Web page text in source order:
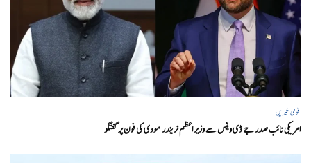
قومی خبریں
امریکی نائب صدر جے ڈی وینس سے وزیر اعظم نریندر مودی کی فون پر گفتگو